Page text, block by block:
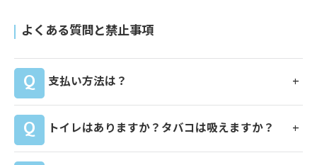
よくある質問と禁止事項
支払い方法は？
トイレはありますか？タバコは吸えますか？